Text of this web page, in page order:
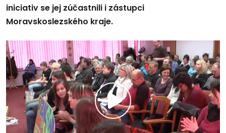
iniciativ se jej zúčastnili i zástupci
Moravskoslezského kraje.
Přehrát